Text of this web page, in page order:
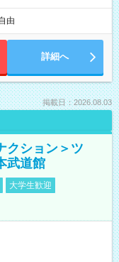
由
詳細へ
掲載日：2026.08.03
クション＞ツ
武道館
大学生歓迎